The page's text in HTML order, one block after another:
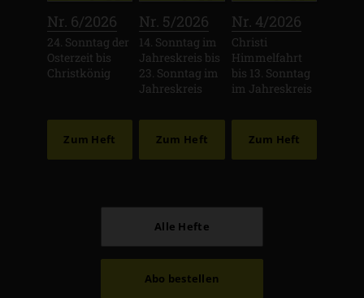
Nr. 6/2026
24. Sonntag der
Osterzeit bis
Christkönig
Zum Heft
Nr. 5/2026
14. Sonntag im
Jahreskreis bis
23. Sonntag im
Jahreskreis
Zum Heft
Nr. 4/2026
Christi
Himmelfahrt
bis 13. Sonntag
im Jahreskreis
Zum Heft
Alle Hefte
Abo bestellen